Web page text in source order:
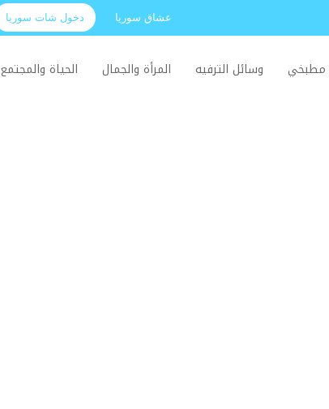
عشاق سوريا دخول شات سوريا
مطبخي وسائل الترفيه المرأة والجمال الحياة والمجتمع